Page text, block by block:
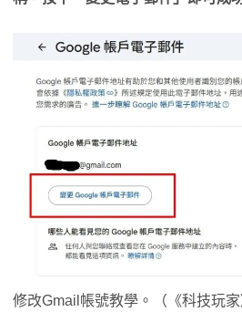
修改Gmail帳號教學。（《科技玩